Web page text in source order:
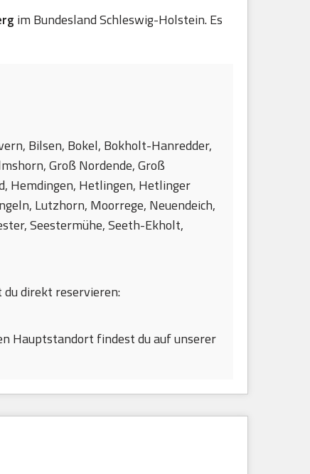
im Bundesland Schleswig-Holstein. Es
Bilsen, Bokel, Bokholt-Hanredder,
Groß Nordende, Groß
Hemdingen, Hetlingen, Hetlinger
Lutzhorn, Moorrege, Neuendeich,
Seestermühe, Seeth-Ekholt,
direkt reservieren:
Hauptstandort findest du auf unserer